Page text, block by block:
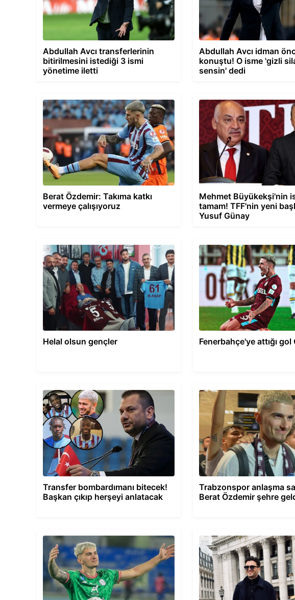
Abdullah Avcı transferlerinin
bitirilmesini istediği 3 ismi
yönetime iletti
Abdullah Avcı idman
konuştu! O isme 'gizli
sensin' dedi
Berat Özdemir: Takıma katkı
vermeye çalışıyoruz
Mehmet Büyükekşi'nin
tamam! TFF'nin yeni
Yusuf Günay
Helal olsun gençler Fenerbahçe'ye attığı gol
Transfer bombardımanı bitecek!
Başkan çıkıp herşeyi anlatacak
Trabzonspor anlaşma
Berat Özdemir şehre